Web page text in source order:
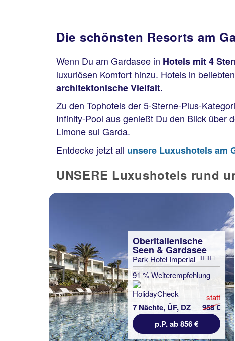
Die schönsten Resorts am
Wenn Du am Gardasee in Hotels mit 4
luxuriösen Komfort hinzu. Hotels in
architektonische Vielfalt.
Zu den Tophotels der 5-Sterne-Plus-
Infinity-Pool aus genießt Du den Blick über
Limone sul Garda.
Entdecke jetzt all unsere Luxushotels am
UNSERE Luxushotels rund
Oberitalienische
Seen & Gardasee
Park Hotel Imperial
91 % Weiterempfehlung
7 Nächte, ÜF, DZ
statt
958 €
p.P. ab 856 €